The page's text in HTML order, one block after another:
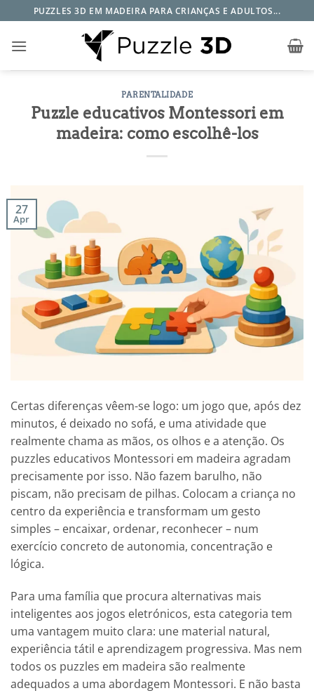
to
content
PUZZLES 3D EM MADEIRA PARA CRIANÇAS E ADULTOS...
PARENTALIDADE
Puzzle educativos Montessori em
madeira: como escolhê-los
27
Apr
Certas diferenças vêem-se logo: um jogo que, após dez
minutos, é deixado no sofá, e uma atividade que
realmente chama as mãos, os olhos e a atenção. Os
puzzles educativos Montessori em madeira agradam
precisamente por isso. Não fazem barulho, não
piscam, não precisam de pilhas. Colocam a criança no
centro da experiência e transformam um gesto
simples – encaixar, ordenar, reconhecer – num
exercício concreto de autonomia, concentração e
lógica.
Para uma família que procura alternativas mais
inteligentes aos jogos eletrónicos, esta categoria tem
uma vantagem muito clara: une material natural,
experiência tátil e aprendizagem progressiva. Mas nem
todos os puzzles em madeira são realmente
adequados a uma abordagem Montessori. E não basta